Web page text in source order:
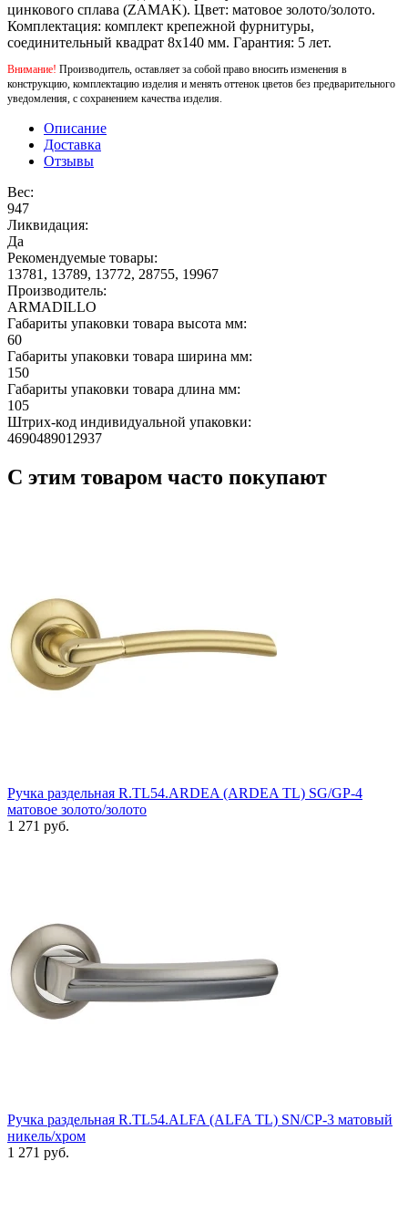
цинкового сплава (ZAMAK). Цвет: матовое золото/золото.
Комплектация: комплект крепежной фурнитуры,
соединительный квадрат 8x140 мм. Гарантия: 5 лет.
Внимание! Производитель, оставляет за собой право вносить изменения в
конструкцию, комплектацию изделия и менять оттенок цветов без предварительного
уведомления, с сохранением качества изделия.
Описание
Доставка
Отзывы
Вес:
947
Ликвидация:
Да
Рекомендуемые товары:
13781, 13789, 13772, 28755, 19967
Производитель:
ARMADILLO
Габариты упаковки товара высота мм:
60
Габариты упаковки товара ширина мм:
150
Габариты упаковки товара длина мм:
105
Штрих-код индивидуальной упаковки:
4690489012937
С этим товаром часто покупают
Ручка раздельная R.TL54.ARDEA (ARDEA TL) SG/GP-4
матовое золото/золото
1 271 руб.
Ручка раздельная R.TL54.ALFA (ALFA TL) SN/CP-3 матовый
никель/хром
1 271 руб.